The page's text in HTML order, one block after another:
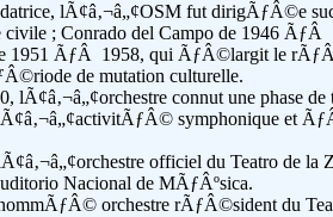
lÃ¢â‚¬â„¢OSM fut dirigÃƒÂ©e
civile ; Conrado del Campo de 1946
1951 ÃƒÂ 1958, qui ÃƒÂ©largit le
de mutation culturelle.
lÃ¢â‚¬â„¢orchestre connut une phase
symphonique et
officiel du Teatro de
Nacional de MÃƒÂºsica.
orchestre rÃƒÂ©sident du